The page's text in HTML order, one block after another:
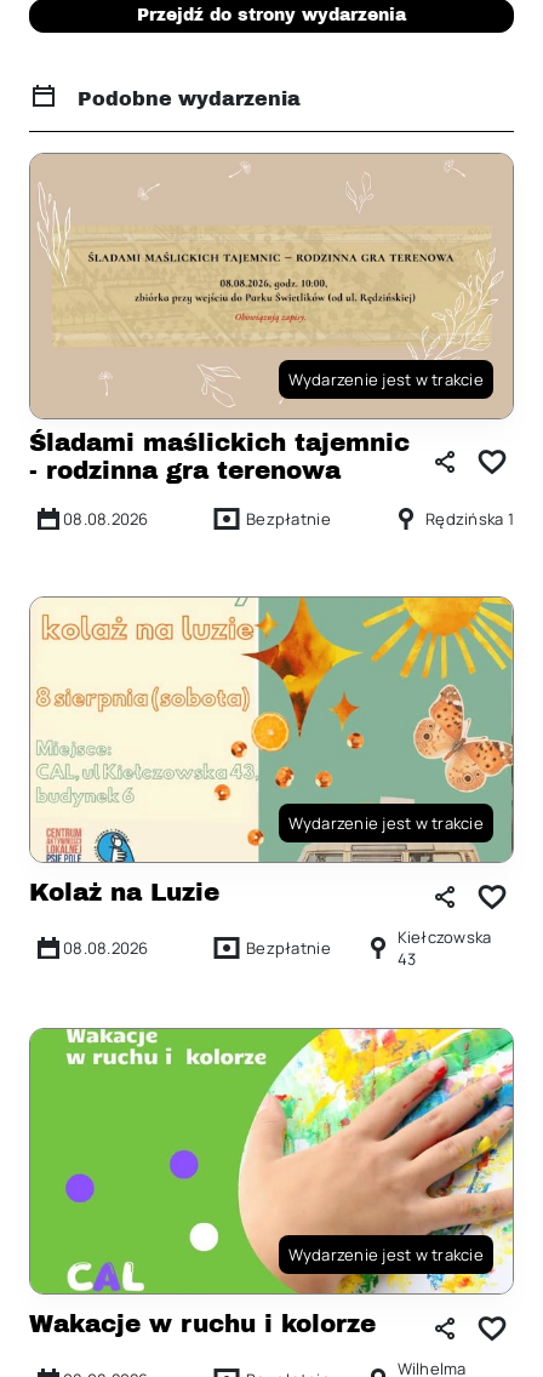
Przejdź do strony wydarzenia
Podobne wydarzenia
Wydarzenie jest w trakcie
Śladami maślickich tajemnic
- rodzinna gra terenowa
08.08.2026 Bezpłatnie Rędzińska 1
Wydarzenie jest w trakcie
Kolaż na Luzie
08.08.2026 Bezpłatnie
Kiełczowska
43
Wydarzenie jest w trakcie
Wakacje w ruchu i kolorze
Wilhelma